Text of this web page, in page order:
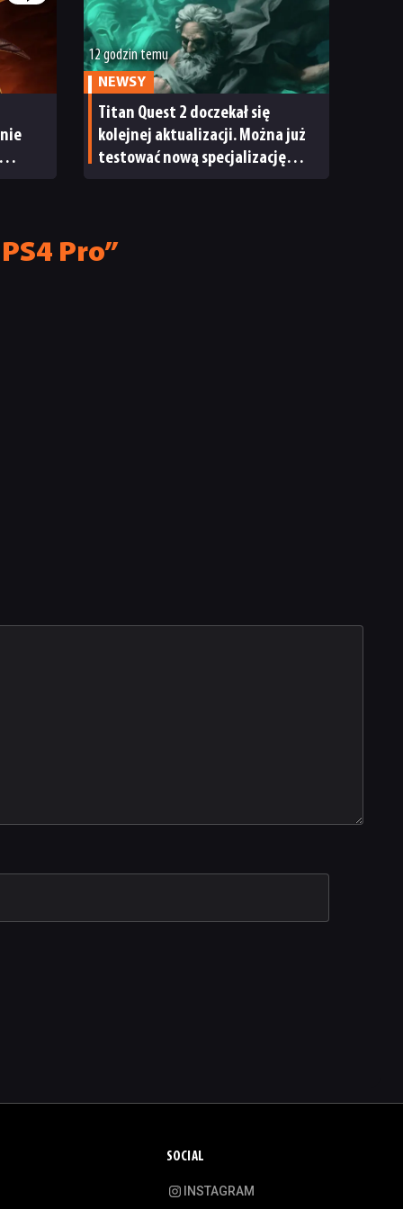
12 godzin temu
NEWSY
Titan Quest 2 doczekał się
kolejnej aktualizacji. Można już
testować nową specjalizację
Pro”
SOCIAL
INSTAGRAM